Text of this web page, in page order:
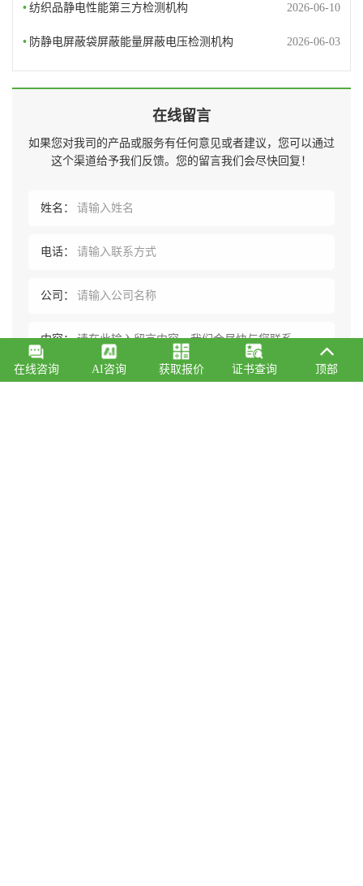
在线咨询 AI咨询 获取报价 证书查询 顶部
• 2026-06-10
纺织品静电性能第三方检测机构
• 2026-06-03
防静电屏蔽袋屏蔽能量屏蔽电压检测机构
在线留言
如果您对我司的产品或服务有任何意见或者建议，您可以通过
这个渠道给予我们反馈。您的留言我们会尽快回复！
姓名：
电话：
公司：
内容：